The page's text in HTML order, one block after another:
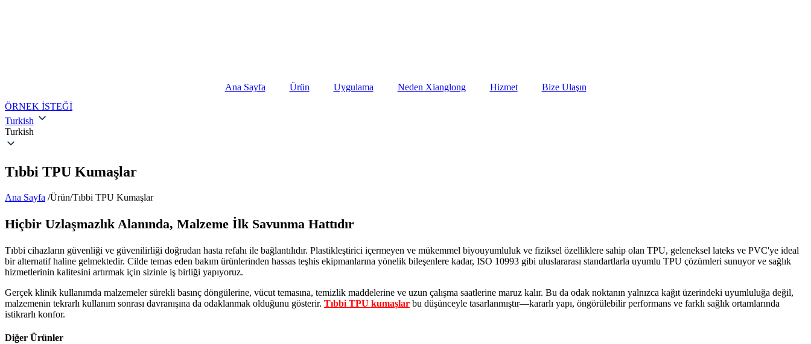
Ana Sayfa Ürün Uygulama Neden Xianglong Hizmet
Bize Ulaşın
ÖRNEK İSTEĞİ
Turkish
Turkish
Tıbbi TPU Kumaşlar
Ana Sayfa /Ürün/Tıbbi TPU Kumaşlar
Hiçbir Uzlaşmazlık Alanında, Malzeme İlk Savunma Hattıdır
Tıbbi cihazların güvenliği ve güvenilirliği doğrudan hasta refahı ile bağlantılıdır. Plastikleştirici içermeyen ve mükemmel biyouyumluluk ve fiziksel özelliklere sahip olan TPU, geleneksel lateks ve PVC'ye ideal
bir alternatif haline gelmektedir. Cilde temas eden bakım ürünlerinden hassas teşhis ekipmanlarına yönelik bileşenlere kadar, ISO 10993 gibi uluslararası standartlarla uyumlu TPU çözümleri sunuyor ve sağlık
hizmetlerinin kalitesini artırmak için sizinle iş birliği yapıyoruz.
Gerçek klinik kullanımda malzemeler sürekli basınç döngülerine, vücut temasına, temizlik maddelerine ve uzun çalışma saatlerine maruz kalır. Bu da odak noktanın yalnızca kağıt üzerindeki uyumluluğa değil,
malzemenin tekrarlı kullanım sonrası davranışına da odaklanmak olduğunu gösterir. Tıbbi TPU kumaşlar bu düşünceyle tasarlanmıştır—kararlı yapı, öngörülebilir performans ve farklı sağlık ortamlarında
istikrarlı konfor.
Diğer Ürünler